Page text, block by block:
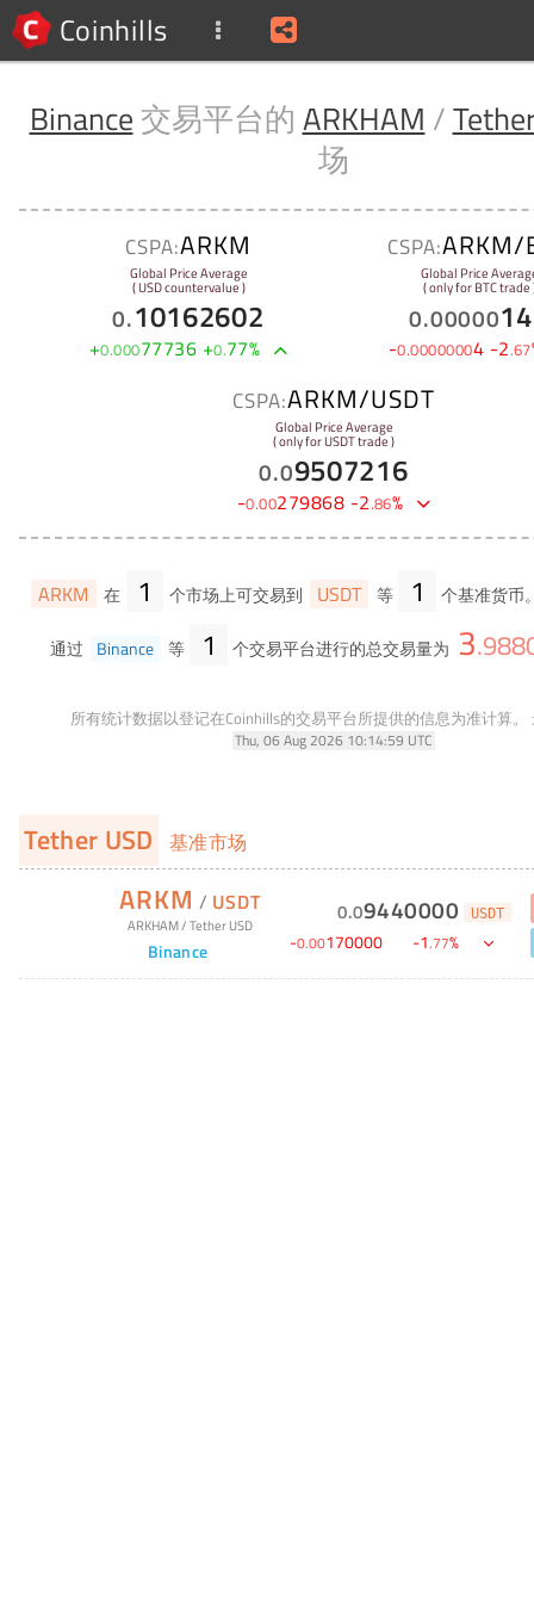
Coinhills
Binance 交易平台的 ARKHAM /
场
CSPA:ARKM
Global Price Average
( USD countervalue )
0.10162602
+0.00077736 +0.77%
CSPA:ARKM/
Global Price
( only for BTC trade
0.00000
-0.00000004 -2.67
CSPA:ARKM/USDT
Global Price Average
( only for USDT trade )
0.09507216
-0.00279868 -2.86%
ARKM 在 1 个市场上可交易到 USDT 等 1 个基准货币
通过 Binance 等 1 个交易平台进行的总交易量为 3.
所有统计数据以登记在Coinhills的交易平台所提供的信息为准计算。
Thu, 06 Aug 2026 10:14:59 UTC
Tether USD 基准市场
ARKM / USDT
ARKHAM/Tether USD
Binance
0.09440000 USDT
-0.00170000 -1.77%